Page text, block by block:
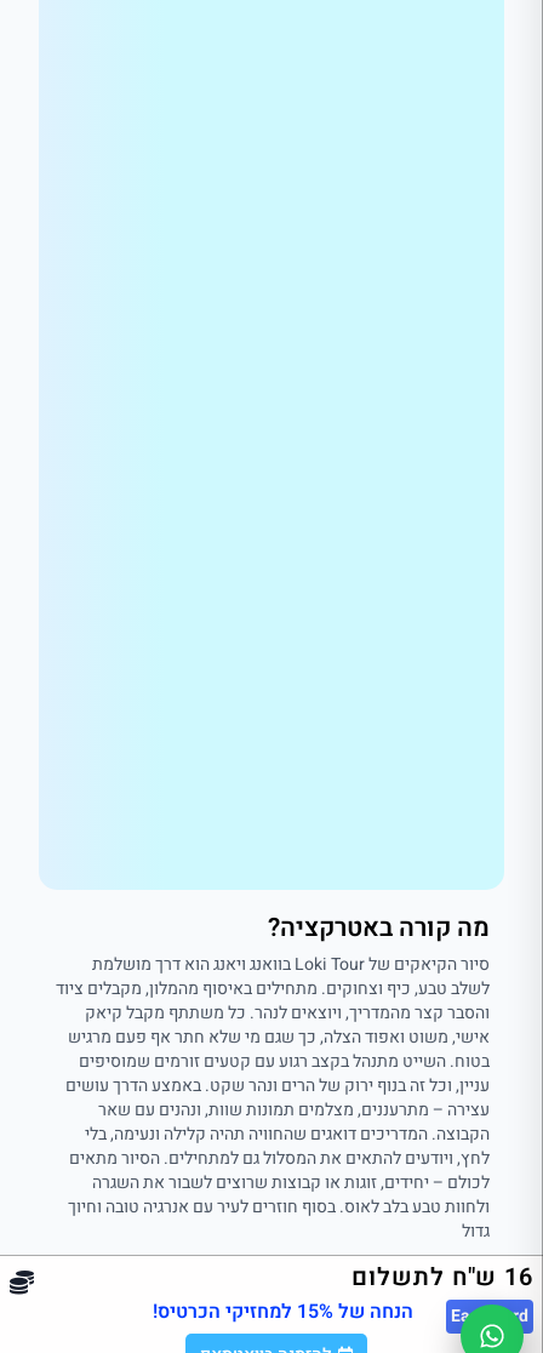
מה קורה באטרקציה?
סיור הקיאקים של Loki Tour בוואנג ויאנג הוא דרך מושלמת
לשלב טבע, כיף וצחוקים. מתחילים באיסוף מהמלון, מקבלים ציוד
והסבר קצר מהמדריך, ויוצאים לנהר. כל משתתף מקבל קיאק
אישי, משוט ואפוד הצלה, כך שגם מי שלא חתר אף פעם מרגיש
בטוח. השייט מתנהל בקצב רגוע עם קטעים זורמים שמוסיפים
עניין, וכל זה בנוף ירוק של הרים ונהר שקט. באמצע הדרך עושים
עצירה – מתרעננים, מצלמים תמונות שוות, ונהנים עם שאר
הקבוצה. המדריכים דואגים שהחוויה תהיה קלילה ונעימה, בלי
לחץ, ויודעים להתאים את המסלול גם למתחילים. הסיור מתאים
לכולם – יחידים, זוגות או קבוצות שרוצים לשבור את השגרה
ולחוות טבע בלב לאוס. בסוף חוזרים לעיר עם אנרגיה טובה וחיוך
גדול
16 ש"ח לתשלום
East Card הנחה של 15% למחזיקי הכרטיס!